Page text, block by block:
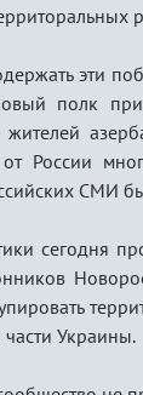
эти
полк
жителей
России
СМИ
сегодня
части Украины.